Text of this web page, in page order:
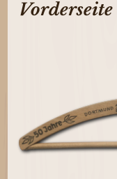
Vorderseite